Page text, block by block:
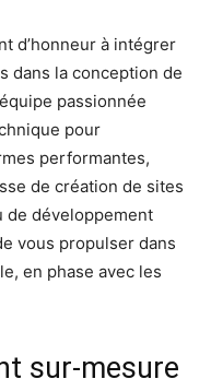
d’honneur à intégrer
dans la conception de
passionnée
pour
performantes,
de création de sites
de développement
vous propulser dans
en phase avec les
sur-mesure